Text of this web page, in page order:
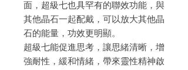
面，超級七也具罕有的聯效功能，與
其他晶石一起配戴，可以放大其他晶
石的能量，功效更明顯。
超級七能促進思考，讓思緒清晰，增
強耐性，緩和情緒，帶來靈性精神啟